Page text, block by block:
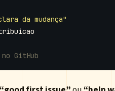
da mudança"
GitHub